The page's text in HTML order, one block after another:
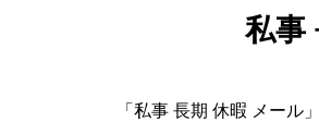
私事
「私事 長期 休暇 メー